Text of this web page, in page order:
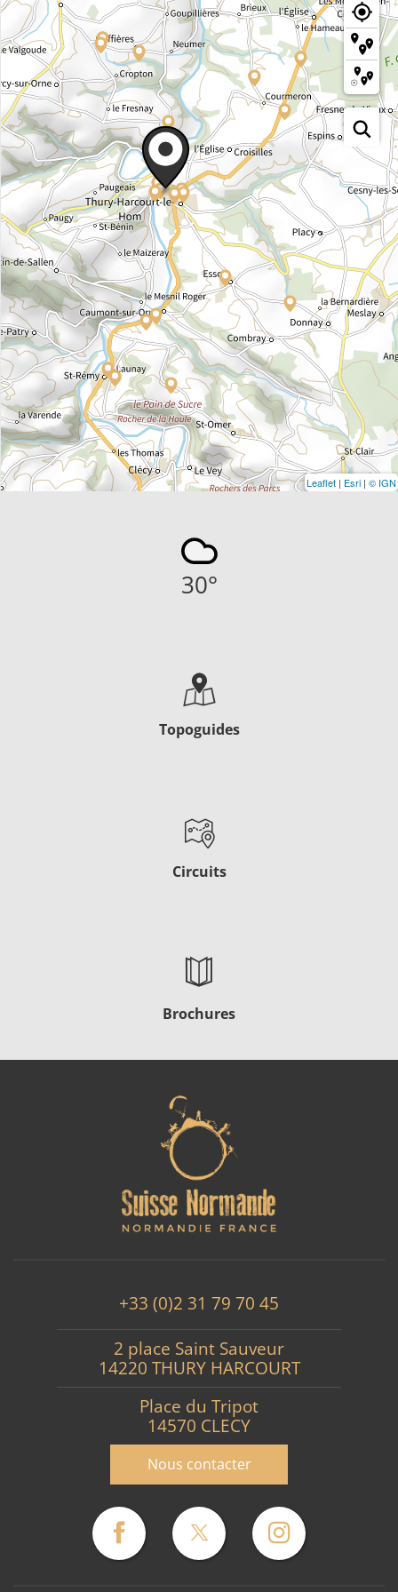
Leaflet | Esri | © IGN
30°
Topoguides
Circuits
Brochures
+33 (0)2 31 79 70 45
2 place Saint Sauveur
14220 THURY HARCOURT
Place du Tripot
14570 CLECY
Nous contacter